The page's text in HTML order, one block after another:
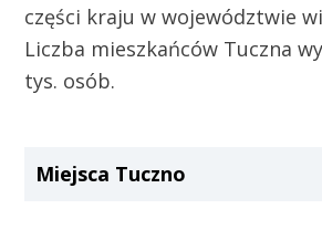
części kraju w województwie
Liczba mieszkańców Tuczna
tys. osób.
Miejsca Tuczno